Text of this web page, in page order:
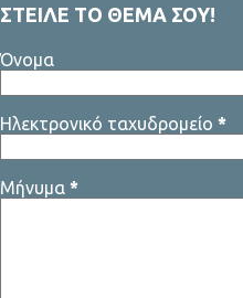
ΣΤΕΙΛΕ ΤΟ ΘΕΜΑ ΣΟΥ!
Όνομα
Ηλεκτρονικό ταχυδρομείο *
Μήνυμα *